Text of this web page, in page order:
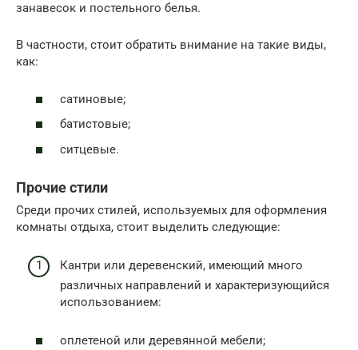
занавесок и постельного белья.
В частности, стоит обратить внимание на такие виды,
как:
сатиновые;
батистовые;
ситцевые.
Прочие стили
Среди прочих стилей, используемых для оформления
комнаты отдыха, стоит выделить следующие:
Кантри или деревенский, имеющий много
различных направлений и характеризующийся
использованием:
oплетеной или деревянной мебели;